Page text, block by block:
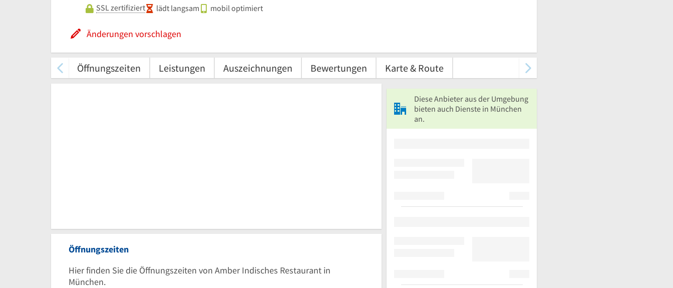
SSL zertifiziert lädt langsam mobil optimiert
Änderungen vorschlagen
Öffnungszeiten Leistungen Auszeichnungen Bewertungen Karte & Route
Öffnungszeiten
Hier finden Sie die Öffnungszeiten von Amber Indisches Restaurant in
München.
Diese Anbieter aus der Umgebung
bieten auch Dienste in München
an.